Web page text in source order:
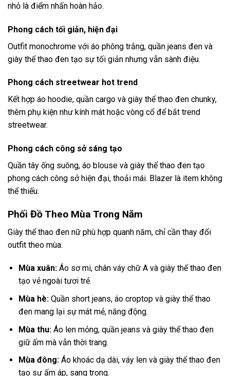
nhỏ là điểm nhấn hoàn hảo.
Phong cách tối giản, hiện đại
Outfit monochrome với áo phông trắng, quần jeans đen và
giày thể thao đen tạo sự tối giản nhưng vẫn sành điệu.
Phong cách streetwear hot trend
Kết hợp áo hoodie, quần cargo và giày thể thao đen chunky,
thêm phụ kiện như kính mát hoặc vòng cổ để bắt trend
streetwear.
Phong cách công sở sáng tạo
Quần tây ống suông, áo blouse và giày thể thao đen tạo
phong cách công sở hiện đại, thoải mái. Blazer là item không
thể thiếu.
Phối Đồ Theo Mùa Trong Năm
Giày thể thao đen nữ phù hợp quanh năm, chỉ cần thay đổi
outfit theo mùa:
Mùa xuân:Áo sơ mi, chân váy chữ A và giày thể thao đen
tạo vẻ ngoài tươi trẻ.
Mùa hè:Quần short jeans, áo croptop và giày thể thao
đen mang lại sự mát mẻ, năng động.
Mùa thu:Áo len mỏng, quần jeans và giày thể thao đen
giữ ấm mà vẫn thời trang.
Mùa đông:Áo khoác dạ dài, váy len và giày thể thao đen
tạo sự ấm áp, sang trọng.